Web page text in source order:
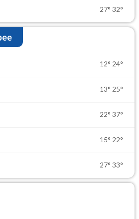
27° 32°
12° 24°
13° 25°
22° 37°
15° 22°
27° 33°